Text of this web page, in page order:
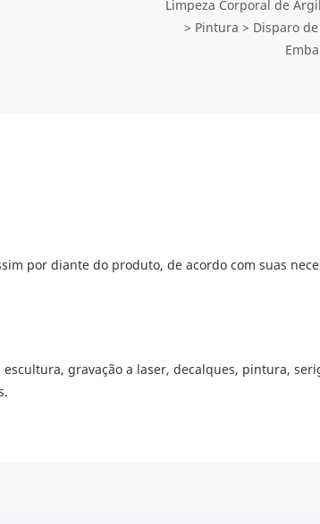
Limpeza Corporal de
> Pintura > Disparo
por diante do produto, de acordo com suas
gravação a laser, decalques, pintura,